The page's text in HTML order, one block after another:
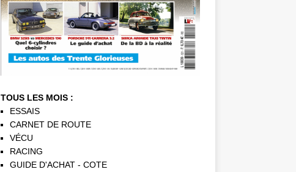
TOUS LES MOIS :
ESSAIS
CARNET DE ROUTE
VÉCU
RACING
GUIDE D'ACHAT - COTE